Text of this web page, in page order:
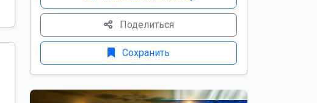
Поделиться
Сохранить